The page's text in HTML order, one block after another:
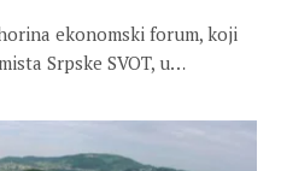
ekonomski forum, koji
Srpske SVOT, u…